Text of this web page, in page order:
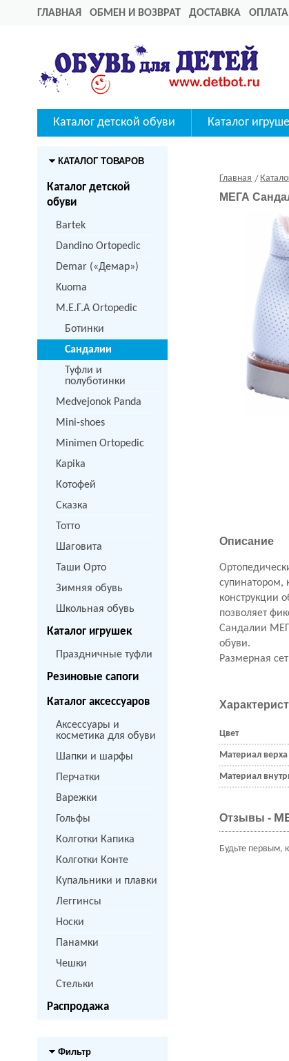
ГЛАВНАЯ ОБМЕН И ВОЗВРАТ ДОСТАВКА ОПЛАТА
Каталог детской обуви Каталог
КАТАЛОГ ТОВАРОВ
Каталог детской
обуви
Bartek
Dandino Ortopedic
Demar («Демар»)
Kuoma
M.Е.Г.А Ortopedic
Ботинки
Сандалии
Туфли и
полуботинки
Medvejonok Panda
Mini-shoes
Minimen Ortopedic
Kapika
Котофей
Сказка
Тотто
Шаговита
Таши Орто
Зимняя обувь
Школьная обувь
Каталог игрушек
Праздничные туфли
Резиновые сапоги
Каталог аксессуаров
Аксессуары и
косметика для обуви
Шапки и шарфы
Перчатки
Варежки
Гольфы
Колготки Капика
Колготки Конте
Купальники и плавки
Леггинсы
Носки
Панамки
Чешки
Стельки
Распродажа
Фильтр
Главная
МЕГА
Описание
супинатором,
конструкции
позволяет
Сандалии
обуви.
Размерная
Цвет
Материал верха
Материал
Отзывы -
Будьте первым,